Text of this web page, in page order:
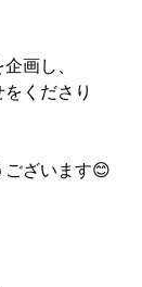
画し、
くださり
ざいます😊